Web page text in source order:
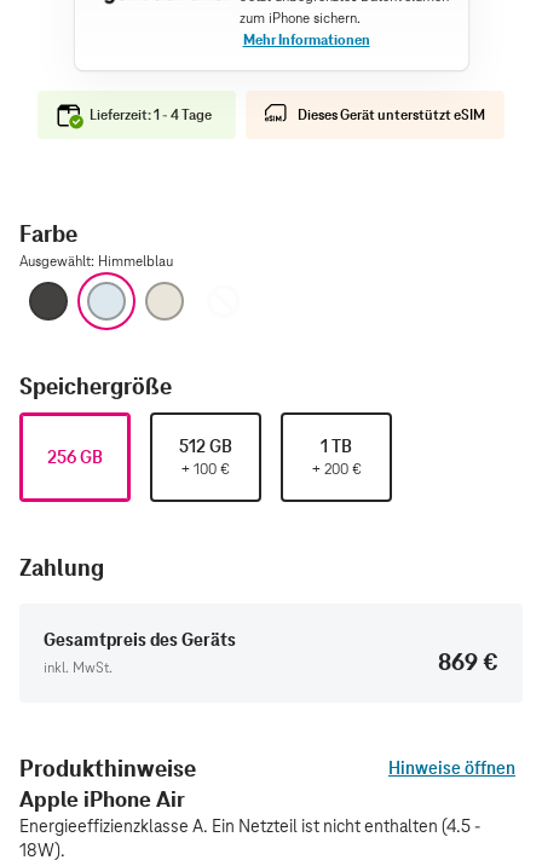
Lieferzeit: 1 - 4 Tage Dieses Gerät unterstützt eSIM
Farbe
Ausgewählt: Himmelblau
Space SchwarzHimmelblau
Speichergröße
256 GB 512 GB
+ 100 €
1 TB
+ 200 €
Zahlung
Gesamtpreis des Geräts
inkl. MwSt. 869 €
Produkthinweise Hinweise öffnen
Apple iPhone Air
Energieeffizienzklasse A. Ein Netzteil ist nicht enthalten (4.5 -
18W).